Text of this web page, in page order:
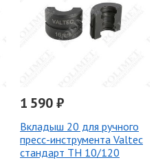
1 590 ₽
Вкладыш 20 для ручного
пресс-инструмента Valtec
стандарт ТН 10/120